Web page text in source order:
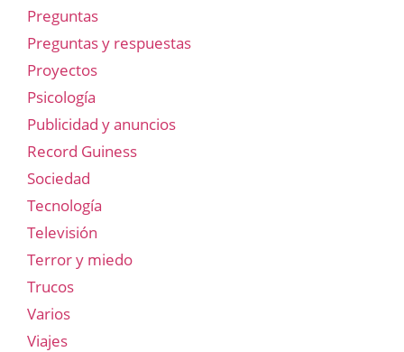
Preguntas
Preguntas y respuestas
Proyectos
Psicología
Publicidad y anuncios
Record Guiness
Sociedad
Tecnología
Televisión
Terror y miedo
Trucos
Varios
Viajes